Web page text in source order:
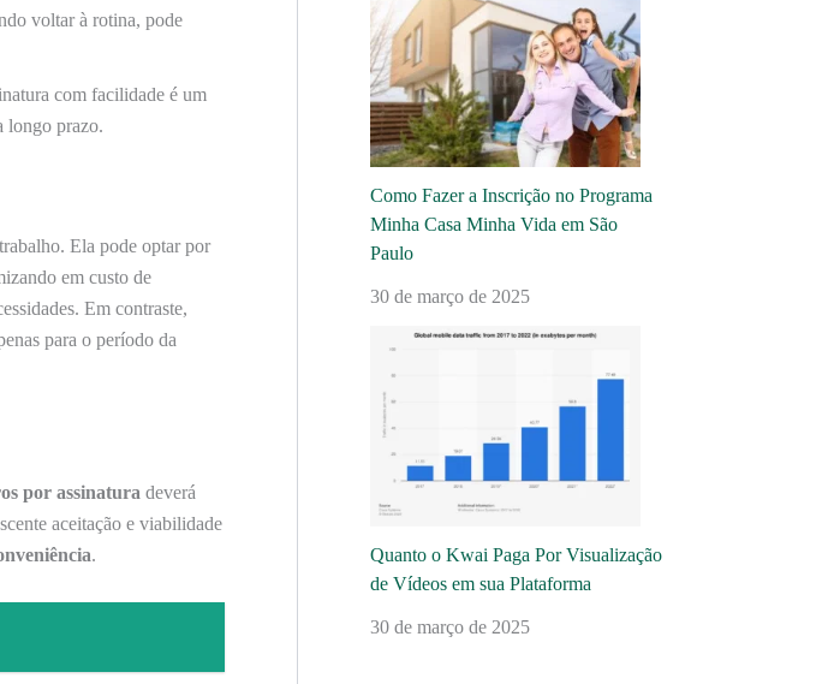
voltar à rotina, pode
com facilidade é um
longo prazo.
Ela pode optar por
em custo de
Em contraste,
para o período da
por assinatura deverá
aceitação e viabilidade
.
Como Fazer a Inscrição no Programa
Minha Casa Minha Vida em São
Paulo
30 de março de 2025
Quanto o Kwai Paga Por Visualização
de Vídeos em sua Plataforma
30 de março de 2025